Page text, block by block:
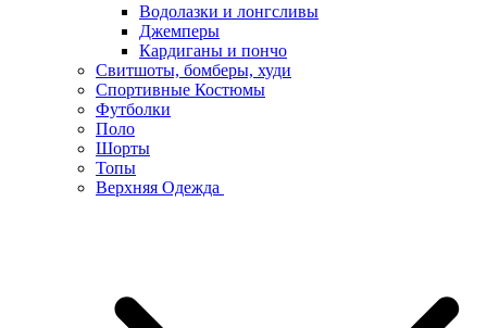
Водолазки и лонгсливы
Джемперы
Кардиганы и пончо
Свитшоты, бомберы, худи
Спортивные Костюмы
Футболки
Поло
Шорты
Топы
Верхняя Одежда